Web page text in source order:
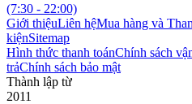
(7:30 - 22:00)
Giới thiệuLiên hệMua hàng và
kiệnSitemap
Hình thức thanh toánChính sách
trảChính sách bảo mật
Thành lập từ
2011